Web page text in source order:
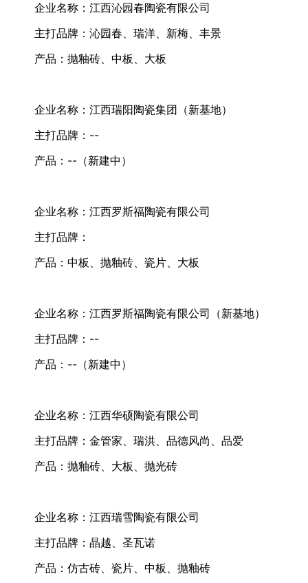
企业名称：江西沁园春陶瓷有限公司
主打品牌：沁园春、瑞洋、新梅、丰景
产品：抛釉砖、中板、大板
企业名称：江西瑞阳陶瓷集团（新基地）
主打品牌：--
产品：--（新建中）
企业名称：江西罗斯福陶瓷有限公司
主打品牌：
产品：中板、抛釉砖、瓷片、大板
企业名称：江西罗斯福陶瓷有限公司（新基地）
主打品牌：--
产品：--（新建中）
企业名称：江西华硕陶瓷有限公司
主打品牌：金管家、瑞洪、品德风尚、品爱
产品：抛釉砖、大板、抛光砖
企业名称：江西瑞雪陶瓷有限公司
主打品牌：晶越、圣瓦诺
产品：仿古砖、瓷片、中板、抛釉砖